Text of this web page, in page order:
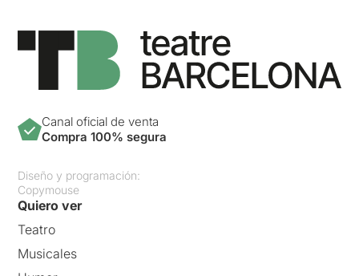
Canal oficial de venta
Compra 100% segura
Diseño y programación:
Copymouse
Quiero ver
Teatro
Musicales